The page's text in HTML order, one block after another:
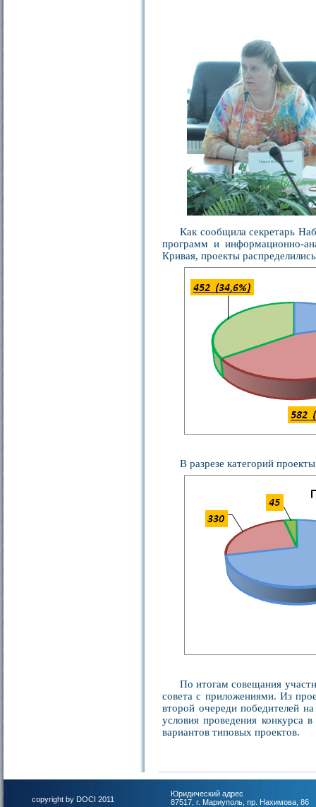
Как сообщила секретарь
программ и информационно-
Кривая, проекты
В разрезе категорий
По итогам совещания
совета с приложениями. Из
второй очереди победителей
условия проведения конкурса
вариантов типовых проектов.
copyright by DOCI 2011
Юридический адрес
87517, г. Мариуполь, пр. Нахимова, 86